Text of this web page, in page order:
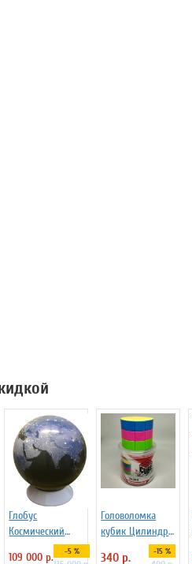
Глобус
Космический
снимок Земли
109 000 р. -5 %
Головоломка
кубик Цилиндр
340 р. -15 %